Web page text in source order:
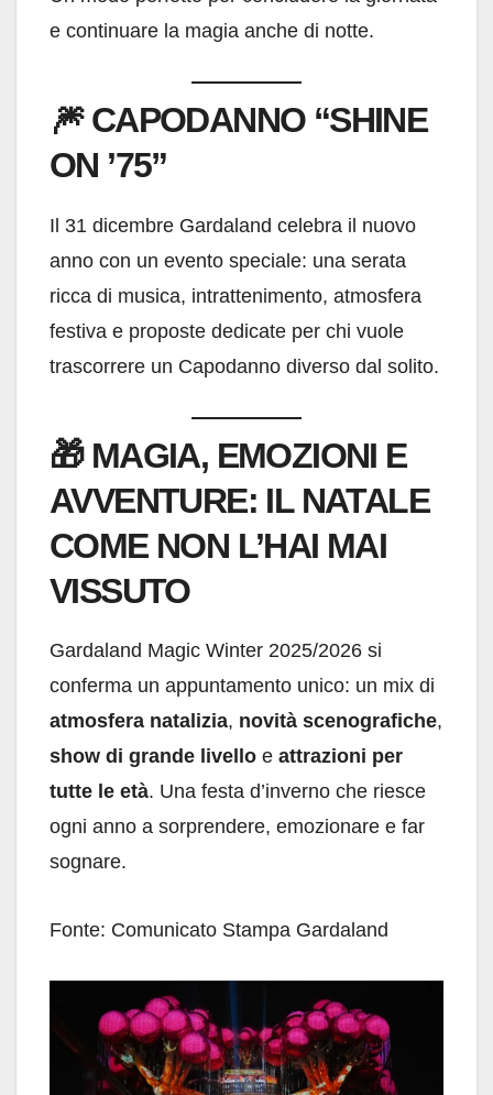
e continuare la magia anche di notte.
🎆CAPODANNO “SHINE
ON ’75”
Il 31 dicembre Gardaland celebra il nuovo
anno con un evento speciale: una serata
ricca di musica, intrattenimento, atmosfera
festiva e proposte dedicate per chi vuole
trascorrere un Capodanno diverso dal solito.
🎁 MAGIA, EMOZIONI E
AVVENTURE: IL NATALE
COME NON L’HAI MAI
VISSUTO
Gardaland Magic Winter 2025/2026 si
conferma un appuntamento unico: un mix di
atmosfera natalizia, novità scenografiche,
show di grande livello e attrazioni per
tutte le età. Una festa d’inverno che riesce
ogni anno a sorprendere, emozionare e far
sognare.
Fonte: Comunicato Stampa Gardaland